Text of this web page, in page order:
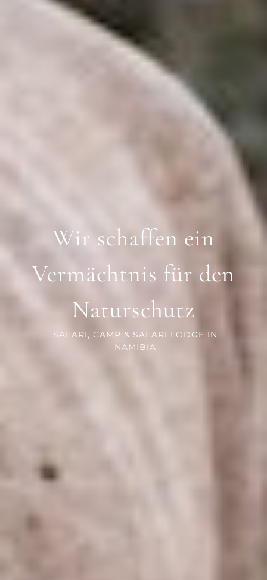
Wir schaffen ein
Vermächtnis für den
Naturschutz
SAFARI, CAMP & SAFARI LODGE IN
NAMIBIA